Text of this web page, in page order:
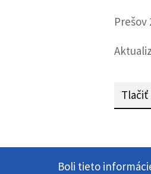
Prešov
Tlačiť
Boli tieto